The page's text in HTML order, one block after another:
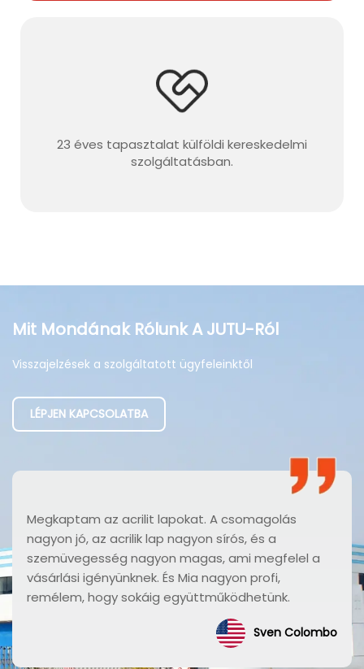
23 éves tapasztalat külföldi kereskedelmi
szolgáltatásban.
Mit Mondának Rólunk A JUTU-Ról
Visszajelzések a szolgáltatott ügyfeleinktől
LÉPJEN KAPCSOLATBA
Nagyon professzionálisak, gyors volt a válasz és a
minőség elégedésre tesz. Nagyon jó, tetszik a
JUTU minősége, ajánlanám, hogy a JUTU-val
dolgozzanak.